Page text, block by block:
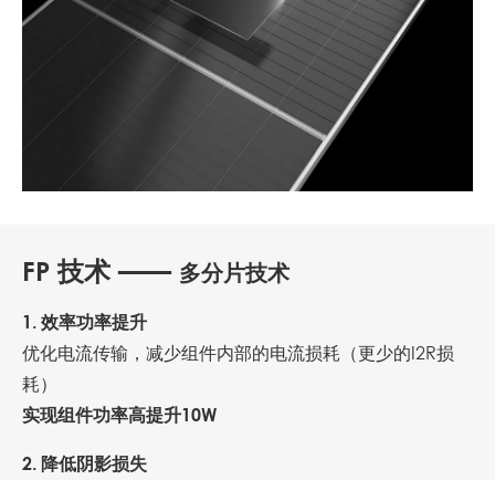
FP 技术 —— 多分片技术
1. 效率功率提升
优化电流传输，减少组件内部的电流损耗（更少的I2R损
耗）
实现组件功率高提升10W
2. 降低阴影损失